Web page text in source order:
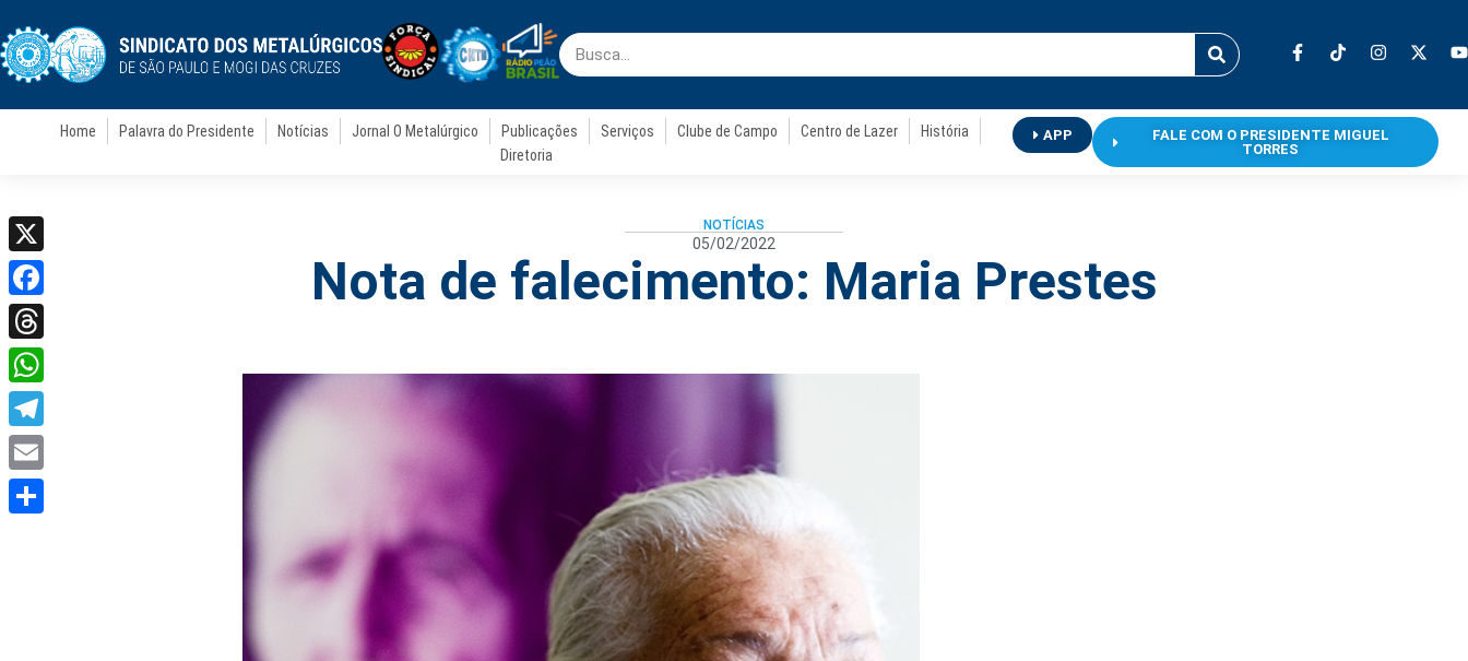
Home Palavra do Presidente Notícias Jornal O Metalúrgico Publicações Serviços Clube de Campo Centro de Lazer
História
Diretoria
APP
FALE COM O PRESIDENTE MIGUEL
TORRES
NOTÍCIAS
05/02/2022
Nota de falecimento: Maria Prestes
X
Facebook
Threads
WhatsApp
Telegram
Email